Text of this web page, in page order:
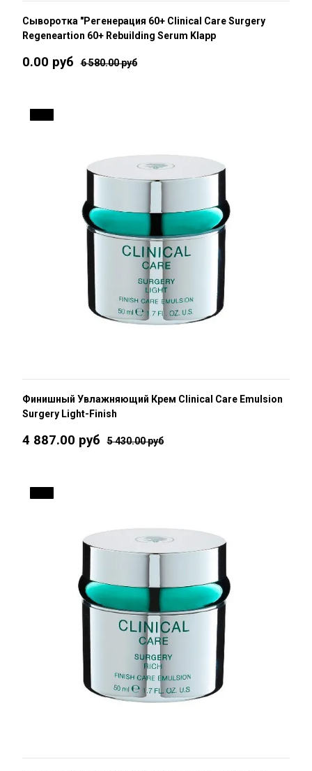
Сыворотка "Регенерация 60+ Clinical Care Surgery
Regeneartion 60+ Rebuilding Serum Klapp
0.00 руб 6 580.00 руб
Финишный Увлажняющий Крем Clinical Care Emulsion
Surgery Light-Finish
4 887.00 руб 5 430.00 руб